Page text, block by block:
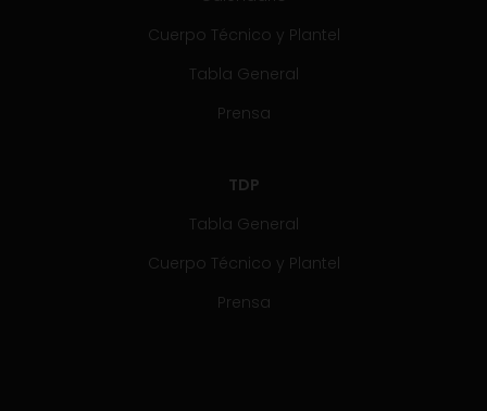
Cuerpo Técnico y Plantel
Tabla General
Prensa
TDP
Tabla General
Cuerpo Técnico y Plantel
Prensa